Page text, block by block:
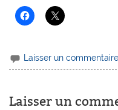
Laisser un commentaire
Laisser un